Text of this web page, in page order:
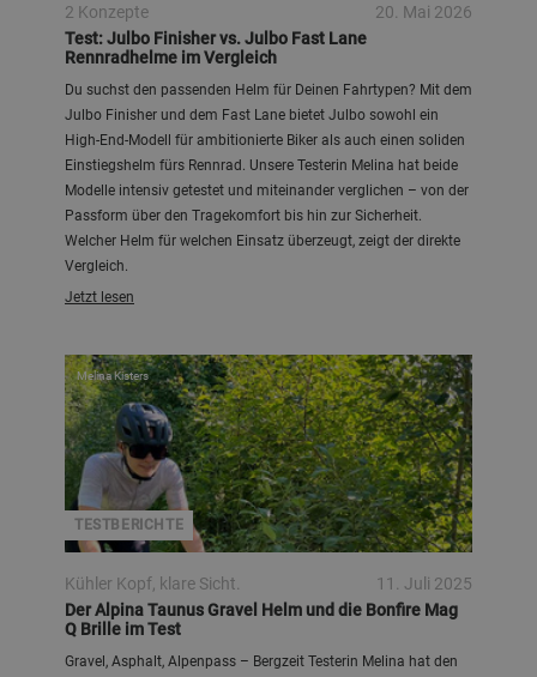
2 Konzepte
20. Mai 2026
Test: Julbo Finisher vs. Julbo Fast Lane
Rennradhelme im Vergleich
Du suchst den passenden Helm für Deinen Fahrtypen? Mit dem
Julbo Finisher und dem Fast Lane bietet Julbo sowohl ein
High‑End‑Modell für ambitionierte Biker als auch einen soliden
Einstiegshelm fürs Rennrad. Unsere Testerin Melina hat beide
Modelle intensiv getestet und miteinander verglichen – von der
Passform über den Tragekomfort bis hin zur Sicherheit.
Welcher Helm für welchen Einsatz überzeugt, zeigt der direkte
Vergleich.
Jetzt lesen
TESTBERICHTE
Melina Kisters
Kühler Kopf, klare Sicht.
11. Juli 2025
Der Alpina Taunus Gravel Helm und die Bonfire Mag
Q Brille im Test
Gravel, Asphalt, Alpenpass – Bergzeit Testerin Melina hat den